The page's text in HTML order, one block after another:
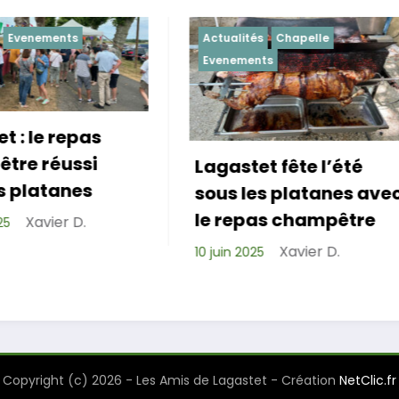
Actualités
Chapelle
Evenements
fête l’été
les platanes avec
repas champêtre
Actualités
Repas de
réussi pour les
de Lagastet !
Copyright (c) 2026 - Les Amis de Lagastet - Création NetClic.fr